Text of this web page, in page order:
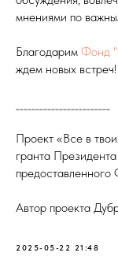
мнениями по
Благодарим Фонд
ждем новых встреч!
Проект «Все в
гранта
предоставленного
Автор проекта
2025-05-22 21:48